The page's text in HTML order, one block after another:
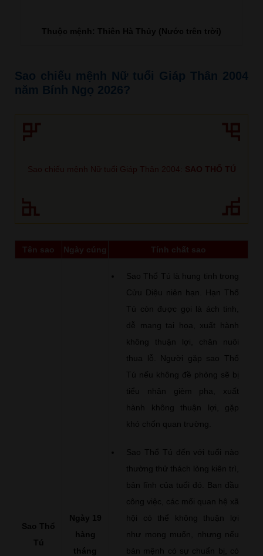
Thuộc mệnh: Thiên Hà Thủy (Nước trên trời)
Sao chiếu mệnh Nữ tuổi Giáp Thân 2004
năm Bính Ngọ 2026?
Sao chiếu mệnh Nữ tuổi Giáp Thân 2004: SAO THỔ TÚ
Tên sao Ngày cúng Tính chất sao
Sao Thổ
Tú
Ngày 19
hàng
tháng
Sao Thổ Tú là hung tinh trong
Cửu Diệu niên hạn. Hạn Thổ
Tú còn được gọi là ách tinh,
dễ mang tai họa, xuất hành
không thuận lợi, chăn nuôi
thua lỗ. Người gặp sao Thổ
Tú nếu không đề phòng sẽ bị
tiểu nhân gièm pha, xuất
hành không thuận lợi, gặp
khó chốn quan trường.
Sao Thổ Tú đến với tuổi nào
thường thử thách lòng kiên trì,
bản lĩnh của tuổi đó. Ban đầu
công việc, các mối quan hệ xã
hội có thể không thuận lợi
như mong muốn, nhưng nếu
bản mệnh có sự chuẩn bị, có